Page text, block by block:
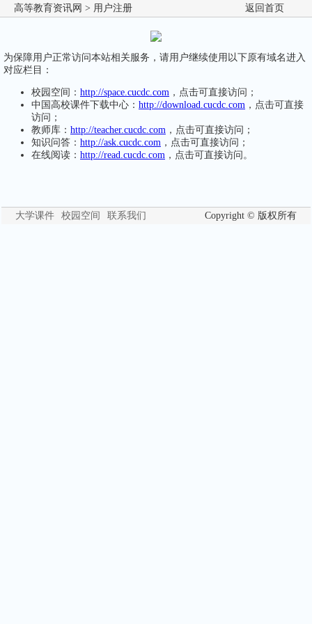
高等教育资讯网 > 用户注册 返回首页
为保障用户正常访问本站相关服务，请用户继续使用以下原有域名进入
对应栏目：
校园空间： http://space.cucdc.com ，点击可直接访问；
中国高校课件下载中心： http://download.cucdc.com ，点击可直接
访问；
教师库： http://teacher.cucdc.com ，点击可直接访问；
知识问答： http://ask.cucdc.com ，点击可直接访问；
在线阅读： http://read.cucdc.com ，点击可直接访问。
大学课件 校园空间 联系我们 Copyright © 版权所有